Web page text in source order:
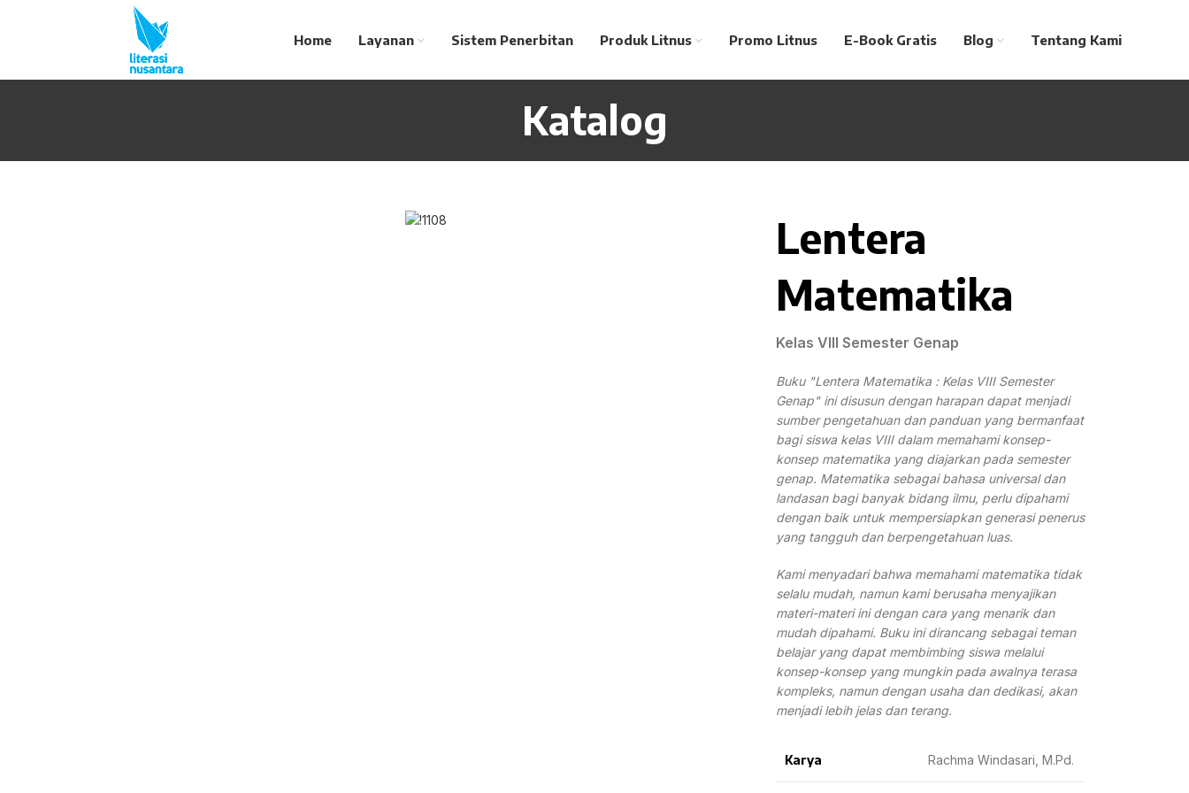
Home Layanan Sistem Penerbitan Produk Litnus Promo Litnus E-Book Gratis Blog Tentang Kami
Katalog
Lentera
Matematika
Kelas VIII Semester Genap
Buku "Lentera Matematika : Kelas VIII Semester
Genap" ini disusun dengan harapan dapat menjadi
sumber pengetahuan dan panduan yang bermanfaat
bagi siswa kelas VIII dalam memahami konsep-
konsep matematika yang diajarkan pada semester
genap. Matematika sebagai bahasa universal dan
landasan bagi banyak bidang ilmu, perlu dipahami
dengan baik untuk mempersiapkan generasi penerus
yang tangguh dan berpengetahuan luas.
Kami menyadari bahwa memahami matematika tidak
selalu mudah, namun kami berusaha menyajikan
materi-materi ini dengan cara yang menarik dan
mudah dipahami. Buku ini dirancang sebagai teman
belajar yang dapat membimbing siswa melalui
konsep-konsep yang mungkin pada awalnya terasa
kompleks, namun dengan usaha dan dedikasi, akan
menjadi lebih jelas dan terang.
Karya Rachma Windasari, M.Pd.